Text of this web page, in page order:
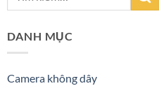
DANH MỤC
Camera không dây